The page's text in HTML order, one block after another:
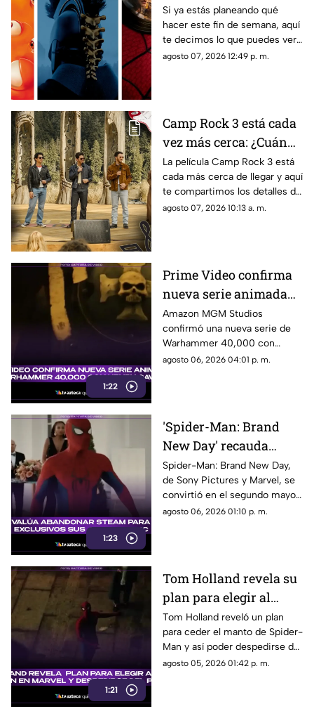
semana del 7 al 9 de
agosto de 2026?
Cartelera y
recomendaciones de
Si ya estás planeando qué
hacer este fin de semana, aquí
te decimos lo que puedes ver
en el cine en Cancún del 7 al 9
agosto 07, 2026 12:49 p. m.
Camp Rock 3 está cada
vez más cerca: ¿Cuándo
y en dónde se estrenará
la nueva película de los
Jonas Brothers?
La película Camp Rock 3 está
cada más cerca de llegar y aquí
te compartimos los detalles de
cuándo y dónde se estrenará la
agosto 07, 2026 10:13 a. m.
1:22
Prime Video confirma
nueva serie animada
de Warhammer 40,000
con Henry Cavill
Amazon MGM Studios
confirmó una nueva serie de
Warhammer 40,000 con
Henry Cavill como productor
agosto 06, 2026 04:01 p. m.
1:23
'Spider-Man: Brand
New Day' recauda
millones de dólares y
es el segundo mejor
debut de la historia
Spider-Man: Brand New Day,
de Sony Pictures y Marvel, se
convirtió en el segundo mayor
estreno de fin de semana. Aquí
agosto 06, 2026 01:10 p. m.
1:21
Tom Holland revela su
plan para elegir al
próximo Spider-Man
en Marvel y despedirse
del personaje
Tom Holland reveló un plan
para ceder el manto de Spider-
Man y así poder despedirse del
personaje. Aquí te
agosto 05, 2026 01:42 p. m.